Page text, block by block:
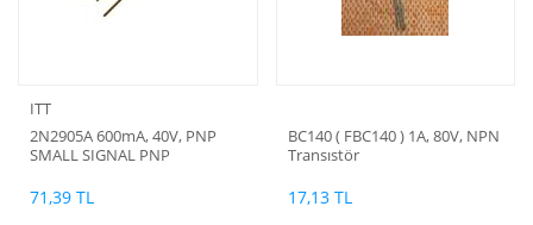
ITT
2N2905A 600mA, 40V, PNP
SMALL SIGNAL PNP
71,39 TL
BC140 ( FBC140 ) 1A, 80V, NPN
Transıstör
17,13 TL